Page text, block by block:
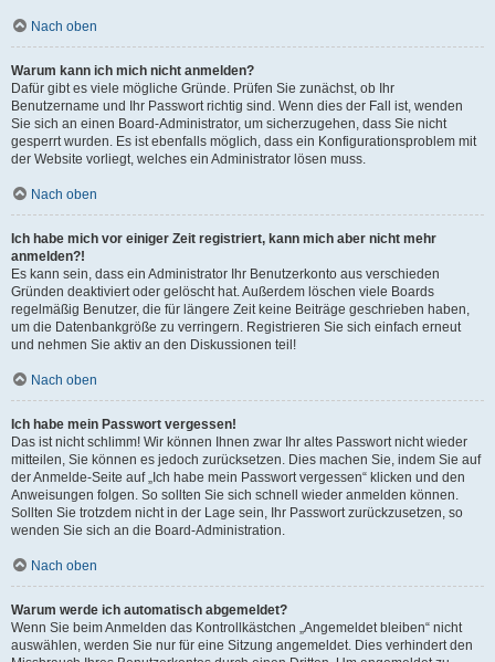
Nach oben
Warum kann ich mich nicht anmelden?
Dafür gibt es viele mögliche Gründe. Prüfen Sie zunächst, ob Ihr
Benutzername und Ihr Passwort richtig sind. Wenn dies der Fall ist, wenden
Sie sich an einen Board-Administrator, um sicherzugehen, dass Sie nicht
gesperrt wurden. Es ist ebenfalls möglich, dass ein Konfigurationsproblem mit
der Website vorliegt, welches ein Administrator lösen muss.
Nach oben
Ich habe mich vor einiger Zeit registriert, kann mich aber nicht mehr
anmelden?!
Es kann sein, dass ein Administrator Ihr Benutzerkonto aus verschieden
Gründen deaktiviert oder gelöscht hat. Außerdem löschen viele Boards
regelmäßig Benutzer, die für längere Zeit keine Beiträge geschrieben haben,
um die Datenbankgröße zu verringern. Registrieren Sie sich einfach erneut
und nehmen Sie aktiv an den Diskussionen teil!
Nach oben
Ich habe mein Passwort vergessen!
Das ist nicht schlimm! Wir können Ihnen zwar Ihr altes Passwort nicht wieder
mitteilen, Sie können es jedoch zurücksetzen. Dies machen Sie, indem Sie auf
der Anmelde-Seite auf „Ich habe mein Passwort vergessen“ klicken und den
Anweisungen folgen. So sollten Sie sich schnell wieder anmelden können.
Sollten Sie trotzdem nicht in der Lage sein, Ihr Passwort zurückzusetzen, so
wenden Sie sich an die Board-Administration.
Nach oben
Warum werde ich automatisch abgemeldet?
Wenn Sie beim Anmelden das Kontrollkästchen „Angemeldet bleiben“ nicht
auswählen, werden Sie nur für eine Sitzung angemeldet. Dies verhindert den